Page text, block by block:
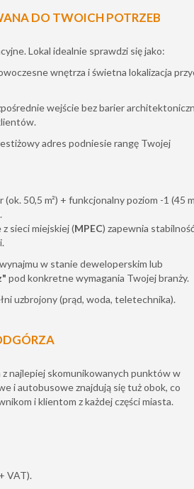
DO TWOICH POTRZEB
Lokal idealnie sprawdzi się jako:
wnętrza i świetna lokalizacja
wejście bez barier
adres podniesie rangę Twojej
(ok. 50,5 m²) + funkcjonalny poziom -1 (45
sieci miejskiej (MPEC) zapewnia
w stanie deweloperskim lub
pod konkretne wymagania Twojej branży.
uzbrojony (prąd, woda, teletechnika).
najlepiej skomunikowanych punktów w
i autobusowe znajdują się tuż obok, co
i klientom z każdej części miasta.
VAT).